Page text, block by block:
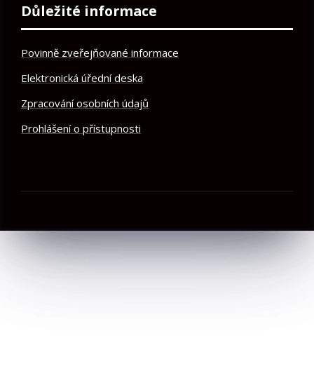
Důležité informace
Povinně zveřejňované informace
Elektronická úřední deska
Zpracování osobních údajů
Prohlášení o přístupnosti